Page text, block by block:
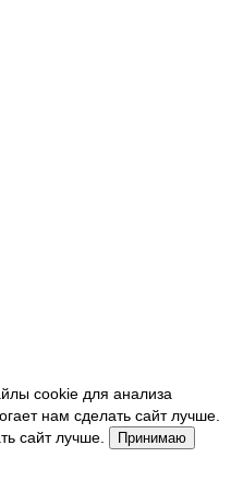
cookie для анализа
нам сделать сайт лучше.
сайт лучше.
Принимаю